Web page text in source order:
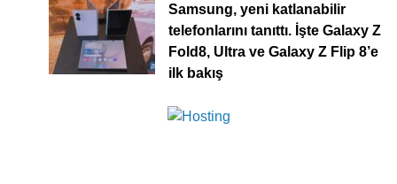
Samsung, yeni katlanabilir
telefonlarını tanıttı. İşte Galaxy Z
Fold8, Ultra ve Galaxy Z Flip 8’e
ilk bakış